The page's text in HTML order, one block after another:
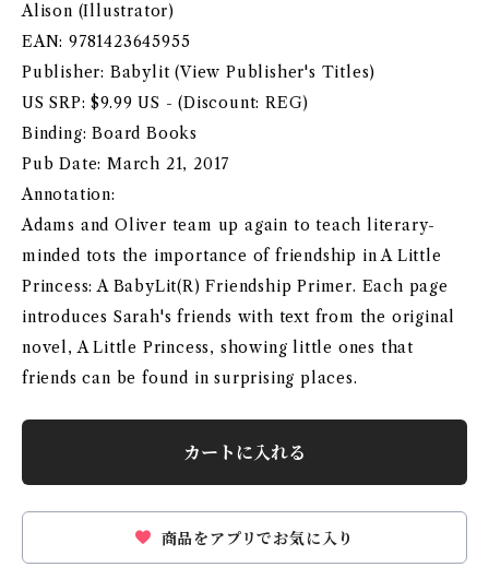
Alison (Illustrator)
EAN: 9781423645955
Publisher: Babylit (View Publisher's Titles)
US SRP: $9.99 US - (Discount: REG)
Binding: Board Books
Pub Date: March 21, 2017
Annotation:
Adams and Oliver team up again to teach literary-
minded tots the importance of friendship in A Little
Princess: A BabyLit(R) Friendship Primer. Each page
introduces Sarah's friends with text from the original
novel, A Little Princess, showing little ones that
friends can be found in surprising places.
カートに入れる
商品をアプリでお気に入り